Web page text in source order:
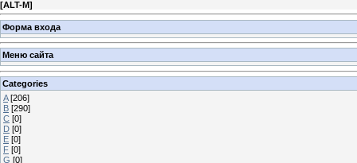
[ALT-M]
Форма входа
Меню сайта
Categories
A [206]
B [290]
C [0]
D [0]
E [0]
F [0]
G [0]